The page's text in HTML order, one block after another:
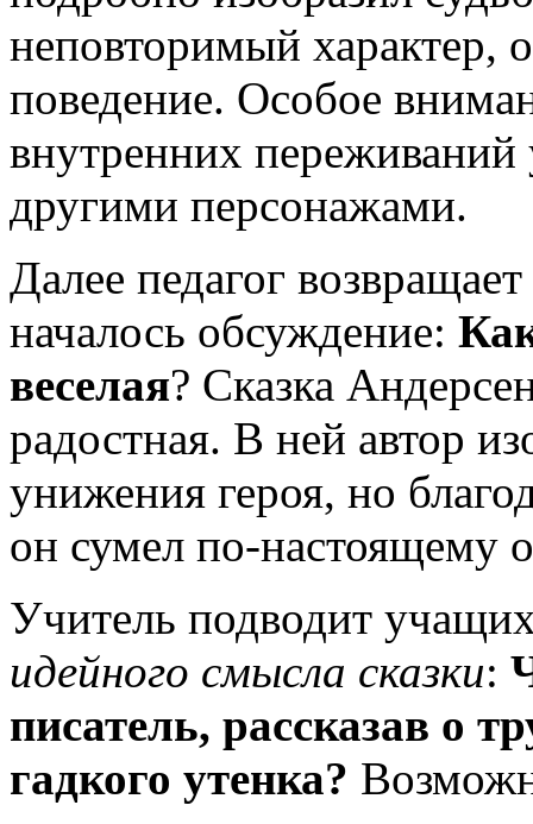
неповторимый характер,
поведение. Особое
внутренних переживаний
другими персонажами.
Далее педагог
началось обсуждение:
веселая? Сказка
радостная. В ней автор
унижения героя, но
он сумел по-настоящему
Учитель подводит
идейного смысла сказки:
писатель, рассказав о
гадкого утенка?